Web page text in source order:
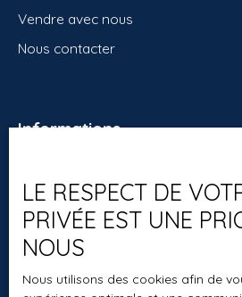
Vendre avec nous
Nous contacter
Informations
Nos honoraires
Mentions légales
Politique de confidentialité
Plan du site
LE RESPECT DE
PRIVÉE EST UNE
NOUS
Nous utilisons des cookies afin de